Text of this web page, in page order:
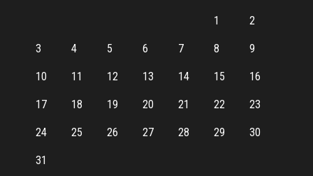
1 2
3 4 5 6 7 8 9
10 11 12 13 14 15 16
17 18 19 20 21 22 23
24 25 26 27 28 29 30
31